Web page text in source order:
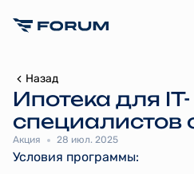
Назад
Ипотека для IT-
специалистов
Акция 28 июл. 2025
Условия программы: